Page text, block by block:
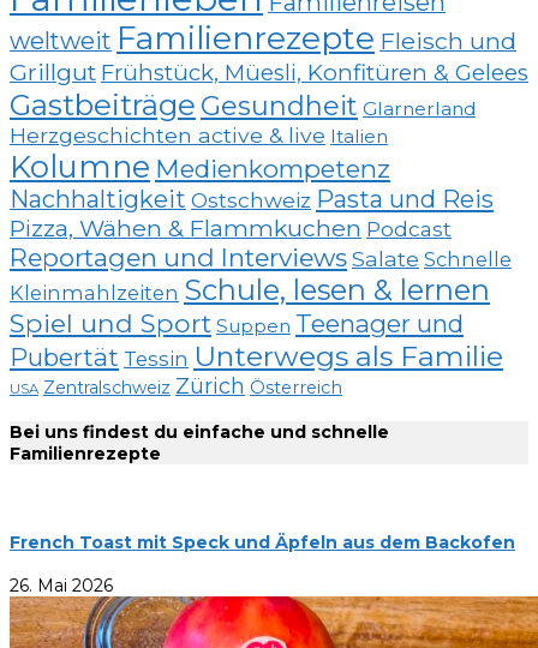
weltweit Familienrezepte Fleisch und
Grillgut Frühstück, Müesli, Konfitüren & Gelees
Gastbeiträge Gesundheit Glarnerland
Herzgeschichten active & live Italien
Kolumne Medienkompetenz
Nachhaltigkeit Ostschweiz Pasta und Reis
Pizza, Wähen & Flammkuchen Podcast
Reportagen und InterviewsSalate Schnelle
Kleinmahlzeiten Schule, lesen & lernen
Spiel und Sport Suppen Teenager und
Pubertät Tessin Unterwegs als Familie
USA Zentralschweiz Zürich Österreich
Bei uns findest du einfache und schnelle
Familienrezepte
French Toast mit Speck und Äpfeln aus dem Backofen
26. Mai 2026